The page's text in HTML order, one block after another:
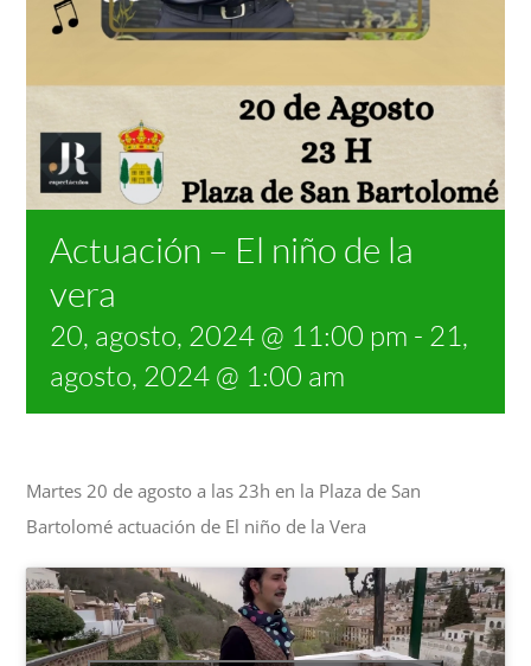
Actuación – El niño de la
vera
20, agosto, 2024 @ 11:00 pm - 21,
agosto, 2024 @ 1:00 am
Martes 20 de agosto a las 23h en la Plaza de San
Bartolomé actuación de El niño de la Vera